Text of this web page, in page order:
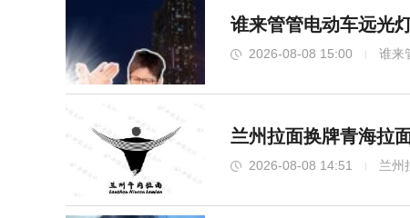
谁来管管电动车远光
2026-08-08 15:00 谁来
兰州拉面换牌青海拉
2026-08-08 14:51 兰州